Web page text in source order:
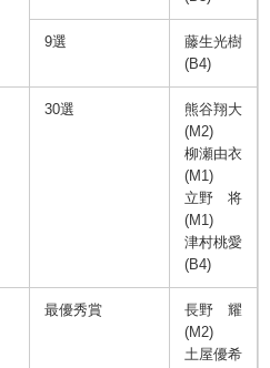
9選
藤生光樹
(B4)
30選
熊谷翔大
(M2)
柳瀬由衣
(M1)
立野 将
(M1)
津村桃愛
(B4)
最優秀賞
長野 耀
(M2)
土屋優希